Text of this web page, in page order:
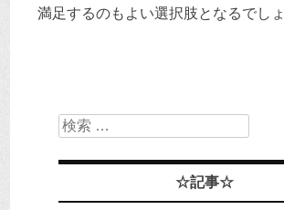
満足するのもよい選択肢となるでしょ
検
☆記事☆